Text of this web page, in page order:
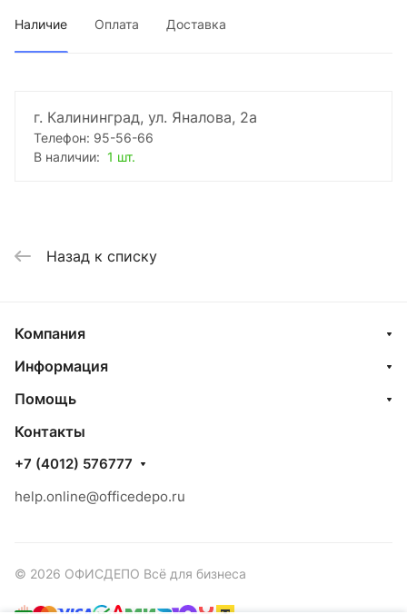
Наличие Оплата Доставка
г. Калининград, ул. Яналова, 2а
Телефон: 95-56-66
В наличии: 1 шт.
Назад к списку
Компания
Информация
Помощь
Контакты
+7 (4012) 576777
help.online@officedepo.ru
© 2026 ОФИСДЕПО Всё для бизнеса